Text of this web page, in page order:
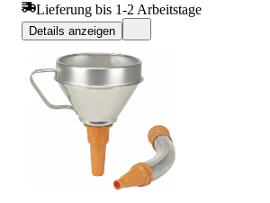
Lieferung bis 1-2 Arbeitstage
Details anzeigen